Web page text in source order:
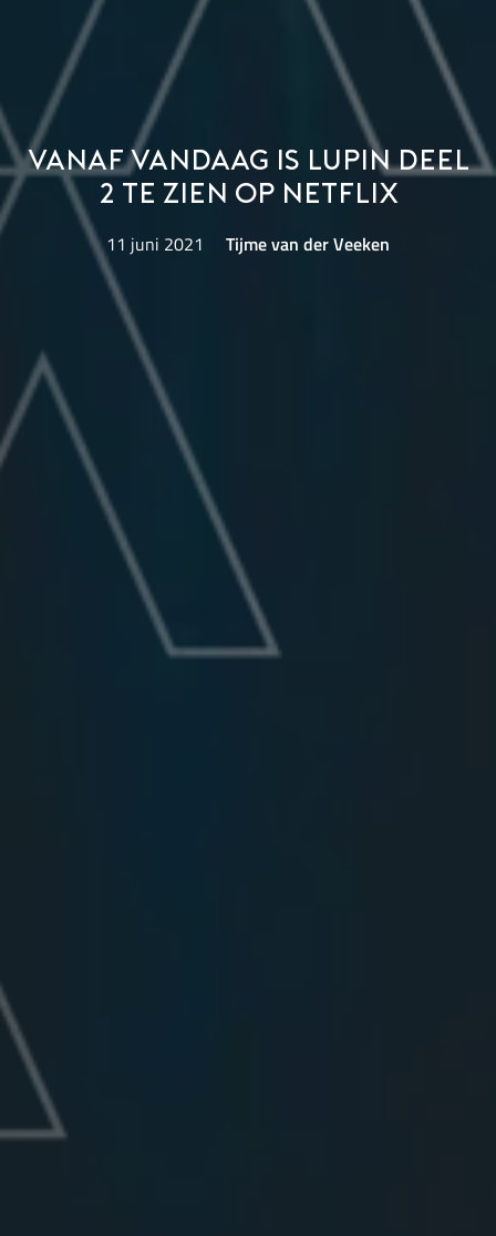
Vanaf vandaag is Lupin deel
2 te zien op Netflix
11 juni 2021 Tijme van der Veeken